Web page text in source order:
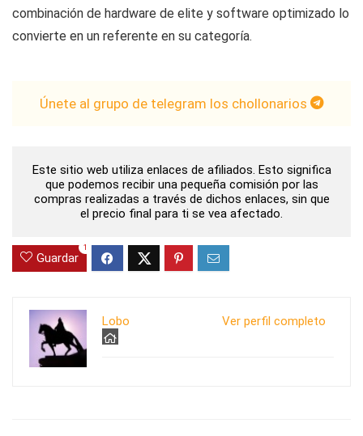
combinación de hardware de elite y software optimizado lo
convierte en un referente en su categoría.
Únete al grupo de telegram los chollonarios
Este sitio web utiliza enlaces de afiliados. Esto significa
que podemos recibir una pequeña comisión por las
compras realizadas a través de dichos enlaces, sin que
el precio final para ti se vea afectado.
Guardar
1
Ver perfil completo
Lobo